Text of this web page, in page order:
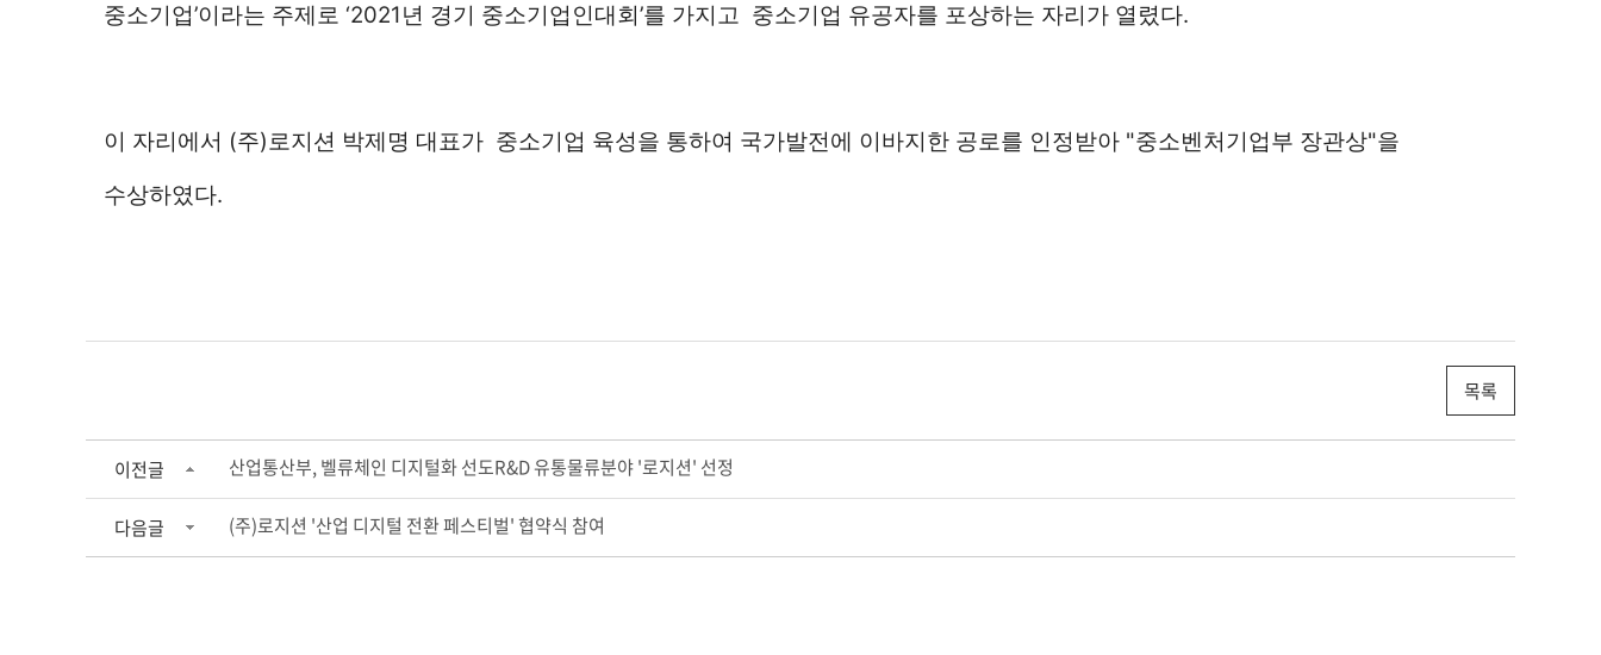
중소기업’이라는 주제로 ‘2021년 경기 중소기업인대회’를 가지고 중소기업 유공자를 포상하는 자리가 열렸다.
이 자리에서 (주)로지션 박제명 대표가 중소기업 육성을 통하여 국가발전에 이바지한 공로를 인정받아 "중소벤처기업부 장관상"을
수상하였다.
목록
이전글 산업통산부, 벨류체인 디지털화 선도R&D 유통물류분야 '로지션' 선정
다음글 (주)로지션 '산업 디지털 전환 페스티벌' 협약식 참여